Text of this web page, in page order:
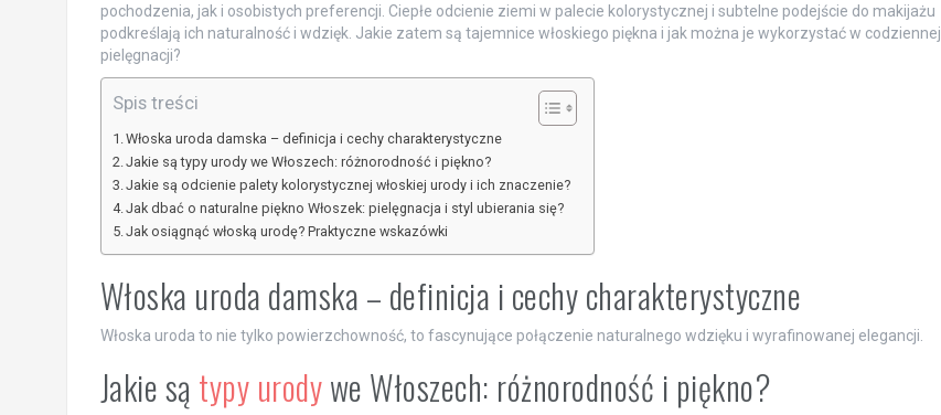
pochodzenia, jak i osobistych preferencji. Ciepłe odcienie ziemi w palecie kolorystycznej i subtelne podejście do makijażu
podkreślają ich naturalność i wdzięk. Jakie zatem są tajemnice włoskiego piękna i jak można je wykorzystać w codziennej
pielęgnacji?
Spis treści
Włoska uroda damska – definicja i cechy charakterystyczne
Jakie są typy urody we Włoszech: różnorodność i piękno?
Jakie są odcienie palety kolorystycznej włoskiej urody i ich znaczenie?
Jak dbać o naturalne piękno Włoszek: pielęgnacja i styl ubierania się?
Jak osiągnąć włoską urodę? Praktyczne wskazówki
Włoska uroda damska – definicja i cechy charakterystyczne
Włoska uroda to nie tylko powierzchowność, to fascynujące połączenie naturalnego wdzięku i wyrafinowanej elegancji.
Jakie są typy urodywe Włoszech: różnorodność i piękno?